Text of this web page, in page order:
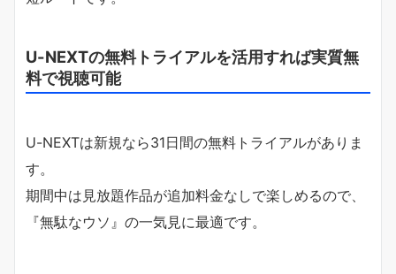
U-NEXTの無料トライアルを活用すれば実質無
料で視聴可能
U-NEXTは新規なら31日間の無料トライアルがありま
す。
期間中は見放題作品が追加料金なしで楽しめるので、
『無駄なウソ』の一気見に最適です。